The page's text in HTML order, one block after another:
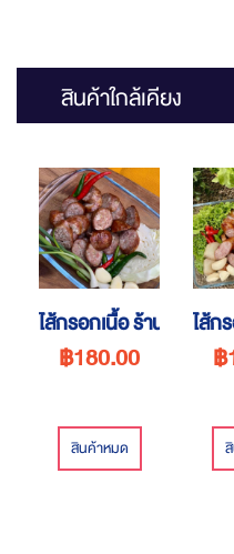
สินค้าใกล้เคียง
ไส้กรอกเนื้อ ร้านครัวคุณ
฿180.00
สินค้าหมด
ไส้ก
฿